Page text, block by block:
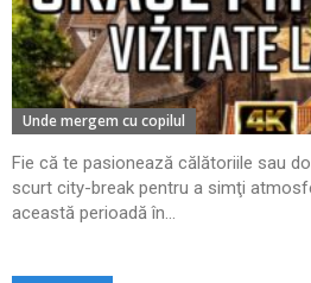
Unde mergem cu copilul
Fie că te pasionează călătoriile sau
scurt city-break pentru a simţi
această perioadă în...